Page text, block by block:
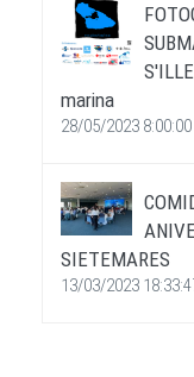
marina
28/05/2023 8:00:00
SIETEMARES
13/03/2023